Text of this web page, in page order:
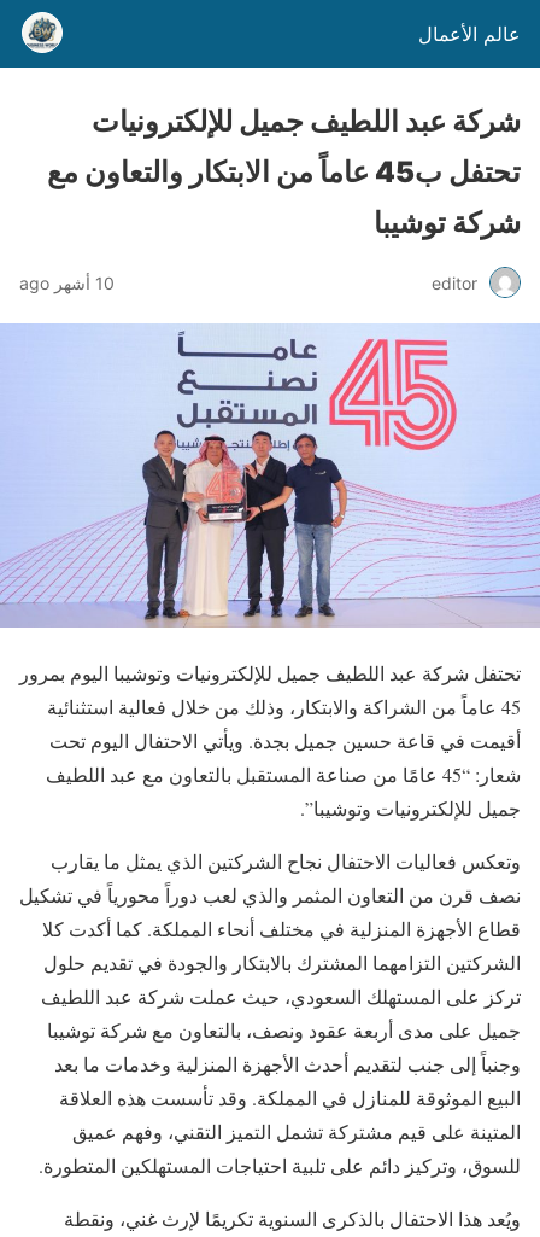
عالم الأعمال
شركة عبد اللطيف جميل للإلكترونيات
تحتفل ب45 عاماً من الابتكار والتعاون مع
شركة توشيبا
editor 10 أشهر ago
تحتفل شركة عبد اللطيف جميل للإلكترونيات وتوشيبا اليوم بمرور
45 عاماً من الشراكة والابتكار، وذلك من خلال فعالية استثنائية
أقيمت في قاعة حسين جميل بجدة. ويأتي الاحتفال اليوم تحت
شعار: “45 عامًا من صناعة المستقبل بالتعاون مع عبد اللطيف
جميل للإلكترونيات وتوشيبا”.
وتعكس فعاليات الاحتفال نجاح الشركتين الذي يمثل ما يقارب
نصف قرن من التعاون المثمر والذي لعب دوراً محورياً في تشكيل
قطاع الأجهزة المنزلية في مختلف أنحاء المملكة. كما أكدت كلا
الشركتين التزامهما المشترك بالابتكار والجودة في تقديم حلول
تركز على المستهلك السعودي، حيث عملت شركة عبد اللطيف
جميل على مدى أربعة عقود ونصف، بالتعاون مع شركة توشيبا
وجنباً إلى جنب لتقديم أحدث الأجهزة المنزلية وخدمات ما بعد
البيع الموثوقة للمنازل في المملكة. وقد تأسست هذه العلاقة
المتينة على قيم مشتركة تشمل التميز التقني، وفهم عميق
للسوق، وتركيز دائم على تلبية احتياجات المستهلكين المتطورة.
ويُعد هذا الاحتفال بالذكرى السنوية تكريمًا لإرث غني، ونقطة